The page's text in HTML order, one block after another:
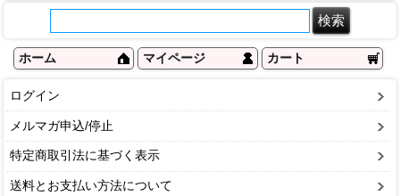
ホーム マイページ カート
ログイン
メルマガ申込/停止
特定商取引法に基づく表示
送料とお支払い方法について